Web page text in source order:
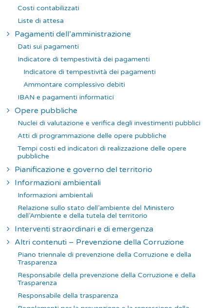
Costi contabilizzati
Liste di attesa
Pagamenti dell’amministrazione
Dati sui pagamenti
Indicatore di tempestività dei pagamenti
Indicatore di tempestività dei pagamenti
Ammontare complessivo debiti
IBAN e pagamenti informatici
Opere pubbliche
Nuclei di valutazione e verifica degli investimenti pubblici
Atti di programmazione delle opere pubbliche
Tempi costi ed indicatori di realizzazione delle opere
pubbliche
Pianificazione e governo del territorio
Informazioni ambientali
Informazioni ambientali
Relazione sullo stato dell’ambiente del Ministero
dell’Ambiente e della tutela del territorio
Interventi straordinari e di emergenza
Altri contenuti – Prevenzione della Corruzione
Piano triennale di prevenzione della Corruzione e della
Trasparenza
Responsabile della prevenzione della Corruzione e della
Trasparenza
Responsabile della trasparenza